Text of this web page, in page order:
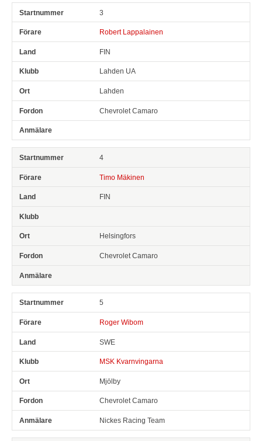
3
Robert Lappalainen
FIN
Lahden UA
Lahden
Chevrolet Camaro
4
Timo Mäkinen
FIN
Helsingfors
Chevrolet Camaro
5
Roger Wibom
SWE
MSK Kvarnvingarna
Mjölby
Chevrolet Camaro
Nickes Racing Team